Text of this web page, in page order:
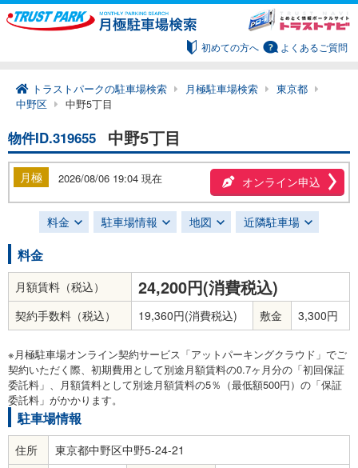
初めての方へ よくあるご質問
トラストパークの駐車場検索 月極駐車場検索
東京都
中野区
中野5丁目
物件ID.319655 中野5丁目
月極 2026/08/06 19:04 現在 オンライン申込
料金 駐車場情報 地図 近隣駐車場
料金
月額賃料（税込） 24,200円(消費税込)
契約手数料（税込） 19,360円(消費税込) 敷金 3,300円
※月極駐車場オンライン契約サービス「アットパーキングクラウド」でご
契約いただく際、初期費用として別途月額賃料の0.7ヶ月分の「初回保証
委託料」、月額賃料として別途月額賃料の5％（最低額500円）の「保証
委託料」がかかります。
駐車場情報
住所
東京都中野区中野5-24-21